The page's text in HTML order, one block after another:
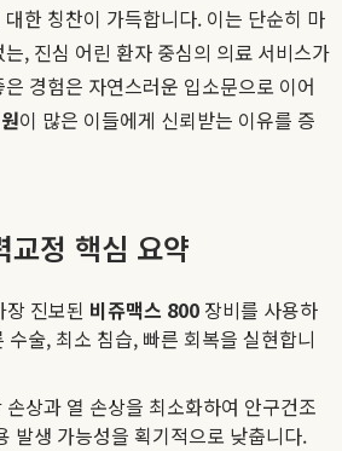
한 칭찬이 가득합니다. 이는 단순히 마
, 진심 어린 환자 중심의 의료 서비스가
경험은 자연스러운 입소문으로 이어
이 많은 이들에게 신뢰받는 이유를 증
교정 핵심 요약
장 진보된 비쥬맥스 800 장비를 사용하
술, 최소 침습, 빠른 회복을 실현합니
손상과 열 손상을 최소화하여 안구건조
발생 가능성을 획기적으로 낮춥니다.